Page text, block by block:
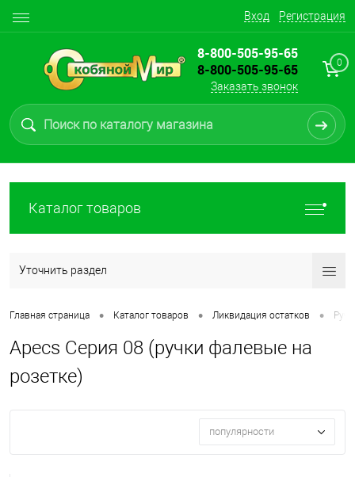
Вход Регистрация
8-800-505-95-65
8-800-505-95-65
Заказать звонок
0
Каталог товаров
Уточнить раздел
Главная страница • Каталог товаров • Ликвидация остатков •
Apecs Серия 08 (ручки фалевые на
розетке)
популярности